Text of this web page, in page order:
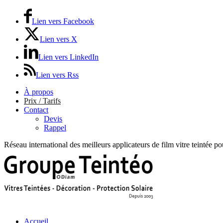
Lien vers Facebook
Lien vers X
Lien vers LinkedIn
Lien vers Rss
À propos
Prix / Tarifs
Contact
Devis
Rappel
Réseau international des meilleurs applicateurs de film vitre teintée
Accueil